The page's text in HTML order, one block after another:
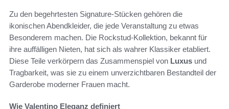
Zu den begehrtesten Signature-Stücken gehören die
ikonischen Abendkleider, die jede Veranstaltung zu etwas
Besonderem machen. Die Rockstud-Kollektion, bekannt für
ihre auffälligen Nieten, hat sich als wahrer Klassiker etabliert.
Diese Teile verkörpern das Zusammenspiel von Luxus und
Tragbarkeit, was sie zu einem unverzichtbaren Bestandteil der
Garderobe moderner Frauen macht.
Wie Valentino Eleganz definiert